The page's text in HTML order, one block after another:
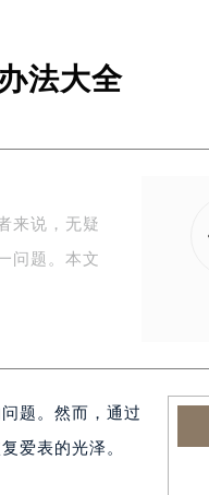
前预约）
前预约）
法大全
来说，无疑
问题。本文
题。然而，通过
爱表的光泽。